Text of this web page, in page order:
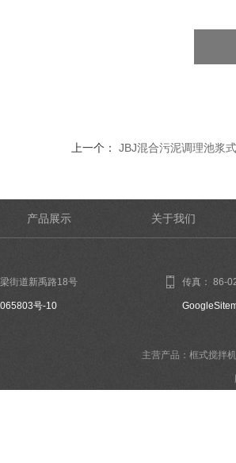
上一个： JBJ混合污泥调理池浆
产品展示 关于我们
街道新禹路18号
号-10
传真： 86-
主营产品：框式搅拌